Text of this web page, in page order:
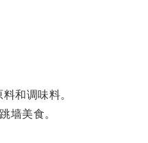
和调味料。
墙美食。